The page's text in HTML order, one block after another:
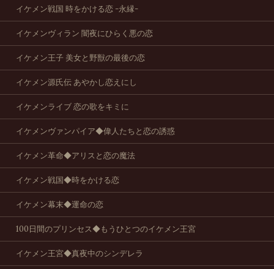
イケメン戦国 時をかける恋 -永縁-
イケメンヴィラン 闇夜にひらく悪の恋
イケメン王子 美女と野獣の最後の恋
イケメン源氏伝 あやかし恋えにし
イケメンライブ 恋の歌をキミに
イケメンヴァンパイア◆偉人たちと恋の誘惑
イケメン革命◆アリスと恋の魔法
イケメン戦国◆時をかける恋
イケメン幕末◆運命の恋
100日間のプリンセス◆もうひとつのイケメン王宮
イケメン王宮◆真夜中のシンデレラ